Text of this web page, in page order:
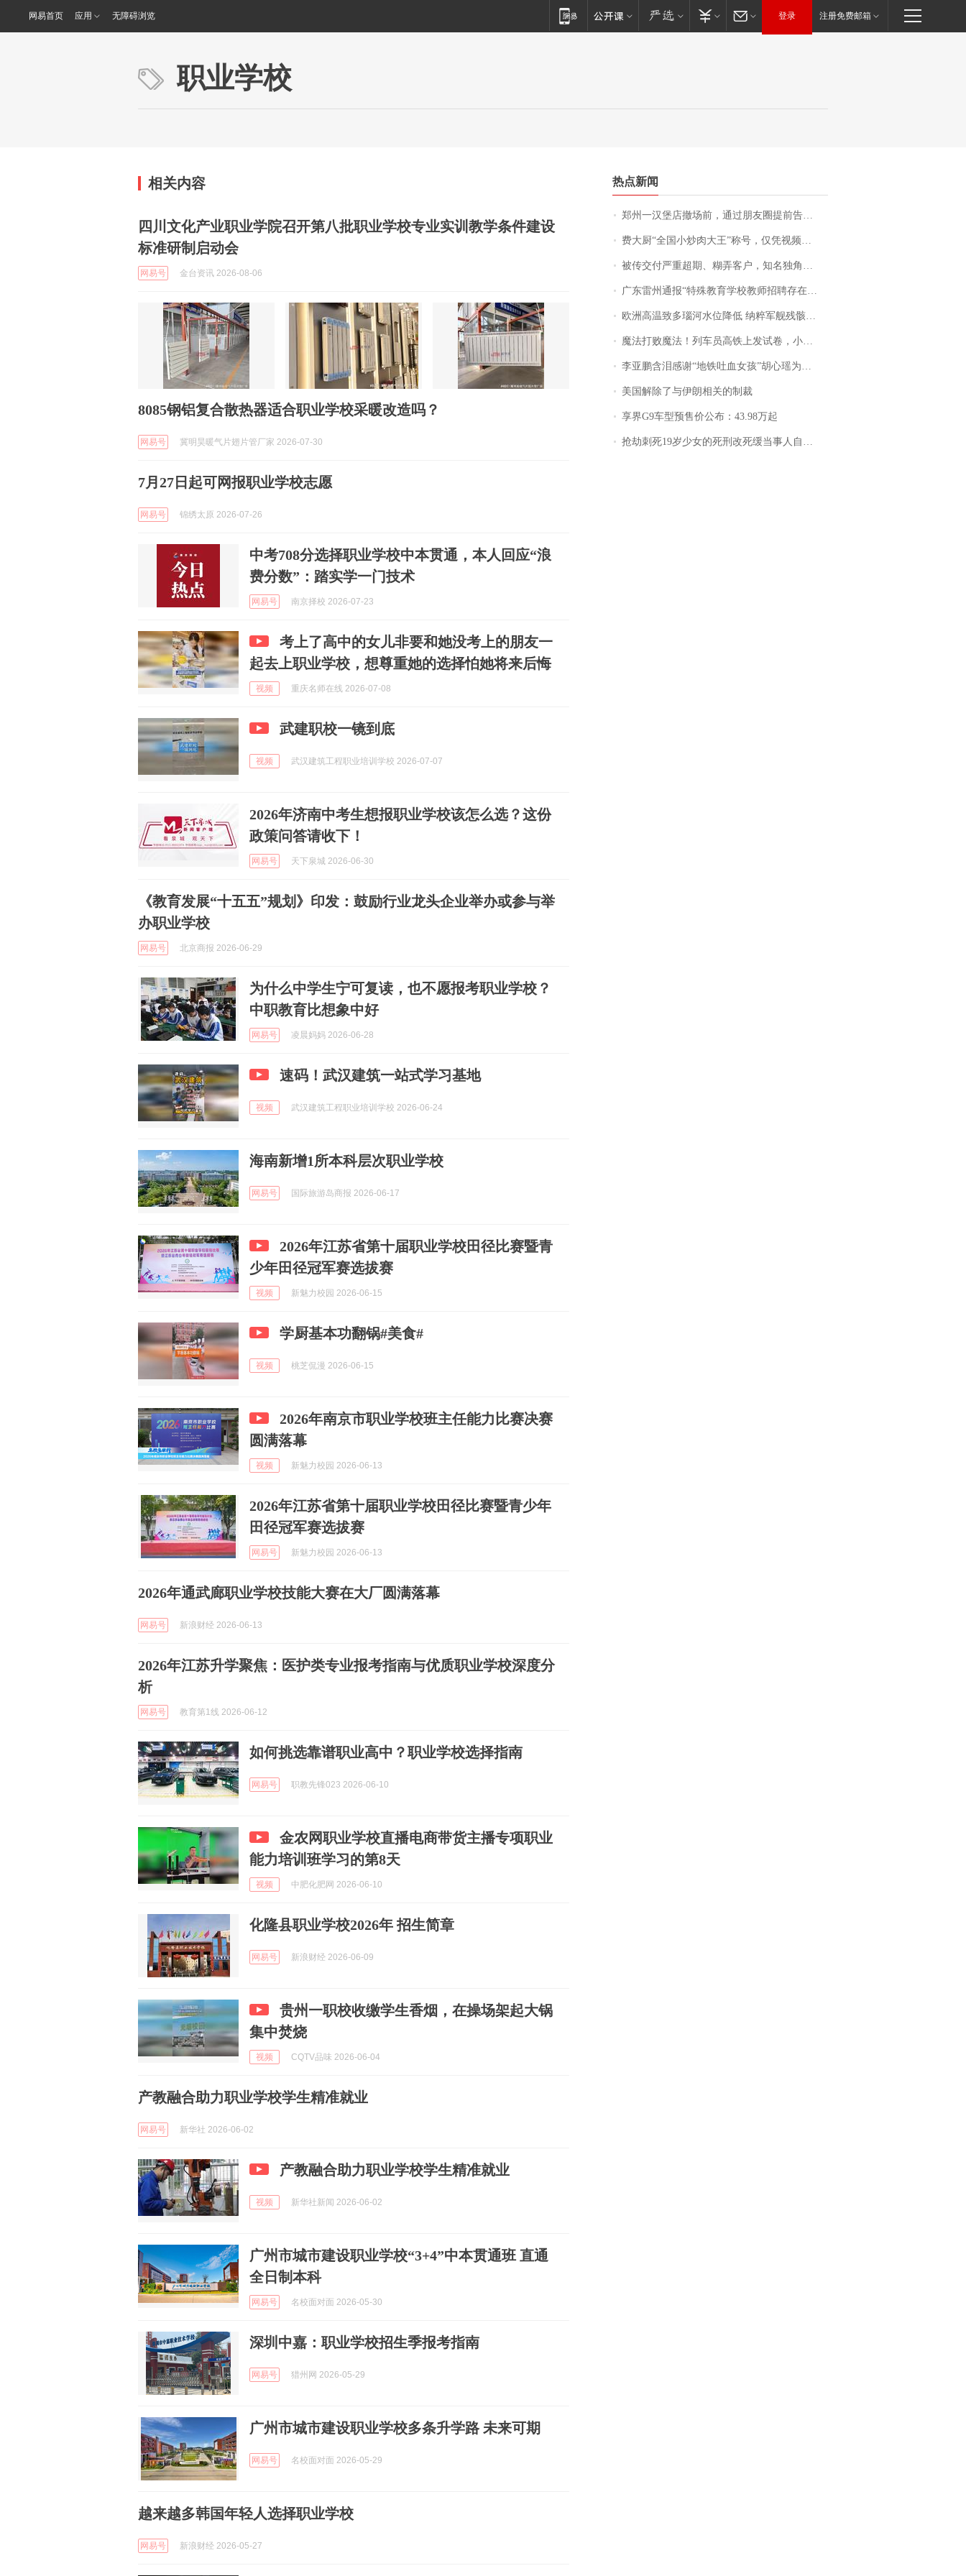
网易首页 应用 无障碍浏览 登录 注册免费邮箱
职业学校
相关内容
四川文化产业职业学院召开第八批职业学校专业实训教学条件建设
标准研制启动会
网易号 金台资讯 2026-08-06
8085钢铝复合散热器适合职业学校采暖改造吗？
网易号 冀明昊暖气片翅片管厂家 2026-07-30
7月27日起可网报职业学校志愿
网易号 锦绣太原 2026-07-26
中考708分选择职业学校中本贯通，本人回应“浪
费分数”：踏实学一门技术
网易号 南京择校 2026-07-23
考上了高中的女儿非要和她没考上的朋友一
起去上职业学校，想尊重她的选择怕她将来后悔
视频 重庆名师在线 2026-07-08
武建职校一镜到底
视频 武汉建筑工程职业培训学校 2026-07-07
2026年济南中考生想报职业学校该怎么选？这份
政策问答请收下！
网易号 天下泉城 2026-06-30
《教育发展“十五五”规划》印发：鼓励行业龙头企业举办或参与举
办职业学校
网易号 北京商报 2026-06-29
为什么中学生宁可复读，也不愿报考职业学校？
中职教育比想象中好
网易号 凌晨妈妈 2026-06-28
速码！武汉建筑一站式学习基地
视频 武汉建筑工程职业培训学校 2026-06-24
海南新增1所本科层次职业学校
网易号 国际旅游岛商报 2026-06-17
2026年江苏省第十届职业学校田径比赛暨青
少年田径冠军赛选拔赛
视频 新魅力校园 2026-06-15
学厨基本功翻锅#美食#
视频 桃芝侃漫 2026-06-15
2026年南京市职业学校班主任能力比赛决赛
圆满落幕
视频 新魅力校园 2026-06-13
2026年江苏省第十届职业学校田径比赛暨青少年
田径冠军赛选拔赛
网易号 新魅力校园 2026-06-13
2026年通武廊职业学校技能大赛在大厂圆满落幕
网易号 新浪财经 2026-06-13
2026年江苏升学聚焦：医护类专业报考指南与优质职业学校深度分
析
网易号 教育第1线 2026-06-12
如何挑选靠谱职业高中？职业学校选择指南
网易号 职教先锋023 2026-06-10
金农网职业学校直播电商带货主播专项职业
能力培训班学习的第8天
视频 中肥化肥网 2026-06-10
化隆县职业学校2026年 招生简章
网易号 新浪财经 2026-06-09
贵州一职校收缴学生香烟，在操场架起大锅
集中焚烧
视频 CQTV品味 2026-06-04
产教融合助力职业学校学生精准就业
网易号 新华社 2026-06-02
产教融合助力职业学校学生精准就业
视频 新华社新闻 2026-06-02
广州市城市建设职业学校“3+4”中本贯通班 直通
全日制本科
网易号 名校面对面 2026-05-30
深圳中嘉：职业学校招生季报考指南
网易号 猎州网 2026-05-29
广州市城市建设职业学校多条升学路 未来可期
网易号 名校面对面 2026-05-29
越来越多韩国年轻人选择职业学校
网易号 新浪财经 2026-05-27
热点新闻
郑州一汉堡店撤场前，通过朋友圈提前告知逐一退费，有顾客仅剩1元也全被退回，分文不少；顾客：言而有信，让人感动
费大厨“全国小炒肉大王”称号，仅凭视频评出？中国烹饪协会回应
被传交付严重超期、糊弄客户，知名独角兽车企创始人回应：都没证据，将依法采取措施，“本人长期与美国交管局保持沟通，对方表示肯定”
广东雷州通报“特殊教育学校教师招聘存在违规行为”：已启动问责程序 副校长被停职
欧洲高温致多瑙河水位降低 纳粹军舰残骸重见天日
魔法打败魔法！列车员高铁上发试卷，小朋友一秒静音，12306回应：列车员个人行为，不是铁路规定
李亚鹏含泪感谢“地铁吐血女孩”胡心瑶为嫣然天使捐99999元：这份捐赠太沉重，尊重其捐赠意愿，个人向胡心瑶和她的病友之家各捐赠99999元
美国解除了与伊朗相关的制裁
享界G9车型预售价公布：43.98万起
抢劫刺死19岁少女的死刑改死缓当事人自述：出狱11年间始终刻意躲避被害人家属